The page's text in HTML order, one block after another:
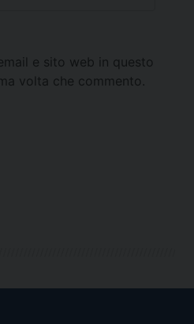
e sito web in questo
volta che commento.